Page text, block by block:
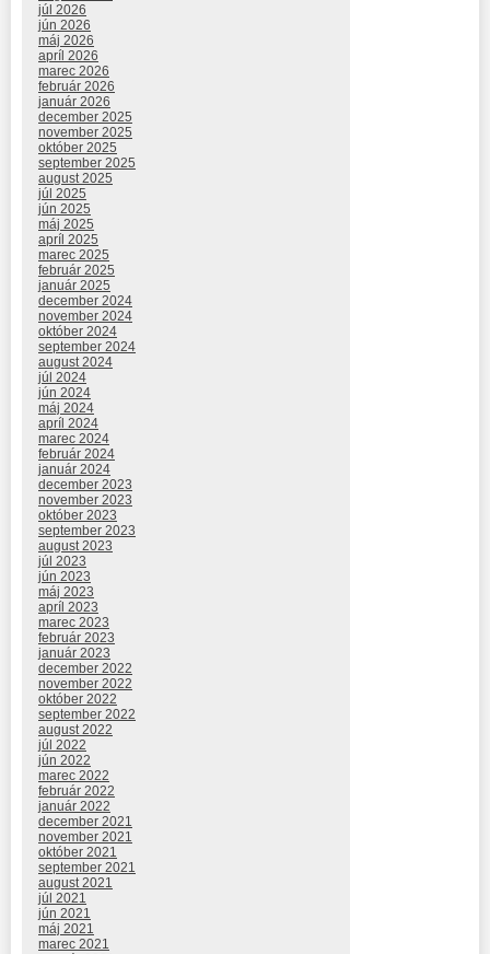
júl 2026
jún 2026
máj 2026
apríl 2026
marec 2026
február 2026
január 2026
december 2025
november 2025
október 2025
september 2025
august 2025
júl 2025
jún 2025
máj 2025
apríl 2025
marec 2025
február 2025
január 2025
december 2024
november 2024
október 2024
september 2024
august 2024
júl 2024
jún 2024
máj 2024
apríl 2024
marec 2024
február 2024
január 2024
december 2023
november 2023
október 2023
september 2023
august 2023
júl 2023
jún 2023
máj 2023
apríl 2023
marec 2023
február 2023
január 2023
december 2022
november 2022
október 2022
september 2022
august 2022
júl 2022
jún 2022
marec 2022
február 2022
január 2022
december 2021
november 2021
október 2021
september 2021
august 2021
júl 2021
jún 2021
máj 2021
marec 2021